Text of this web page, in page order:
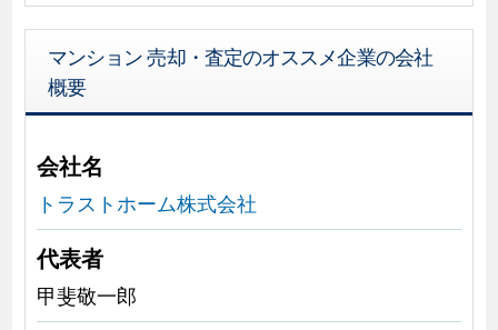
マンション 売却・査定のオススメ企業の会社
概要
会社名
トラストホーム株式会社
代表者
甲斐敬一郎